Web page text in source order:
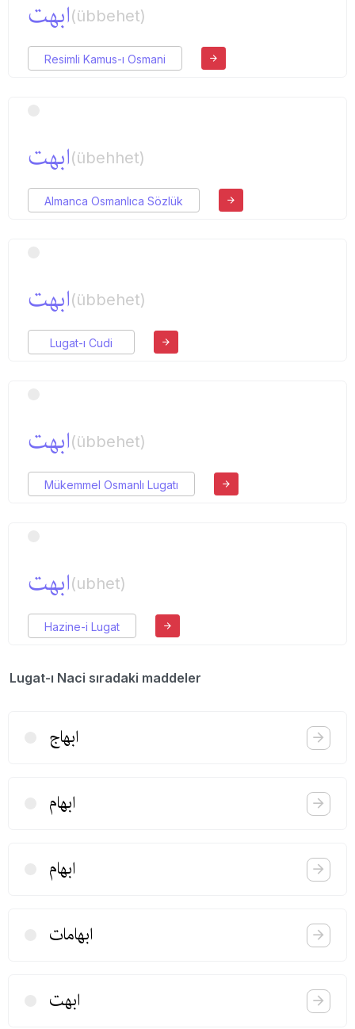
ابهت(übbehet)
Resimli Kamus-ı Osmani
ابهت(übehhet)
Almanca Osmanlıca Sözlük
ابهت(übbehet)
Lugat-ı Cudi
ابهت(übbehet)
Mükemmel Osmanlı Lugatı
ابهت(ubhet)
Hazine-i Lugat
Lugat-ı Naci sıradaki maddeler
ابهاج
ابهام
ابهام
ابهامات
ابهت